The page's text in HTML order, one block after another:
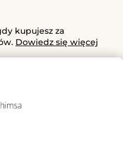
kupujesz za
Dowiedz się więcej